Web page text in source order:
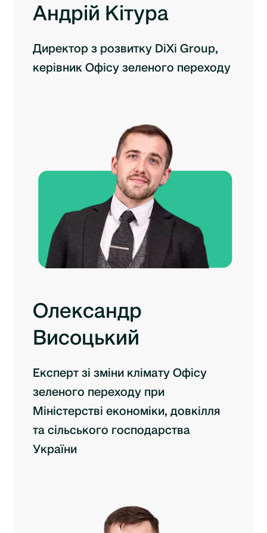
Андрій Кітура
Директор з розвитку DiXi Group,
керівник Офісу зеленого переходу
Олександр
Висоцький
Експерт зі зміни клімату Офісу
зеленого переходу при
Міністерстві економіки, довкілля
та сільського господарства
України